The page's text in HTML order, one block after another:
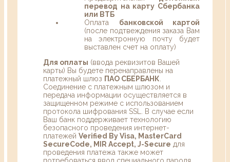
перевод на карту Сбербанка
или ВТБ
Оплата банковской картой
(после подтвеждения заказа Вам
на электронную почту будет
выставлен счет на оплату)
Для оплаты (ввода реквизитов Вашей
карты) Вы будете перенаправлены на
платежный шлюз ПАО СБЕРБАНК
Соединение с платежным шлюзом и
передача информации осуществляется в
защищенном режиме с использованием
протокола шифрования SSL. В случае если
Ваш банк поддерживает технологию
безопасного проведения интернет-
платежей Verified By Visa, MasterCard
SecureCode, MIR Accept, J-Secure для
проведения платежа также может
потребоваться ввод специального пароля.